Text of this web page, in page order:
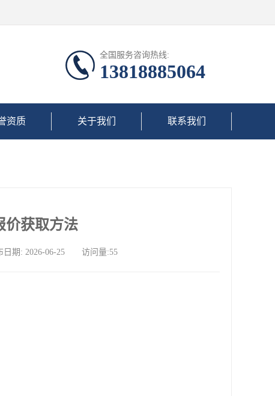
全国服务咨询热线:
13818885064
资质 关于我们 联系我们
价获取方法
日期: 2026-06-25 访问量:55